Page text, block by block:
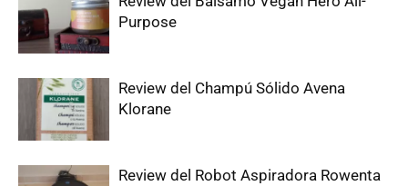
Purpose
Review del Champú Sólido Avena
Klorane
Review del Robot Aspiradora Rowenta